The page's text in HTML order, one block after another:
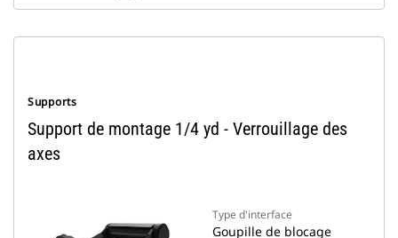
Supports
Support de montage 1/4 yd - Verrouillage des
axes
Type d'interface
Goupille de blocage